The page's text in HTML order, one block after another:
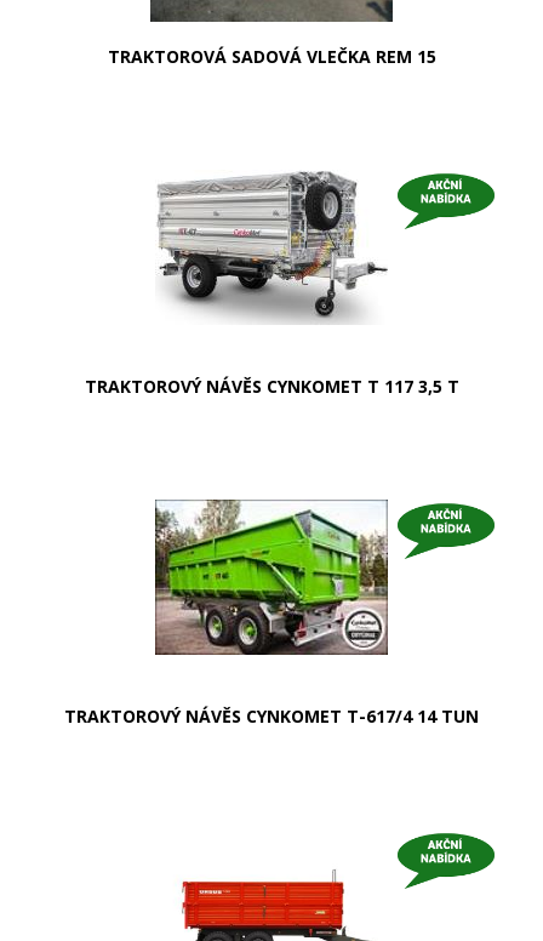
TRAKTOROVÁ SADOVÁ VLEČKA REM 15
TRAKTOROVÝ NÁVĚS CYNKOMET T 117 3,5 T
TRAKTOROVÝ NÁVĚS CYNKOMET T-617/4 14 TUN